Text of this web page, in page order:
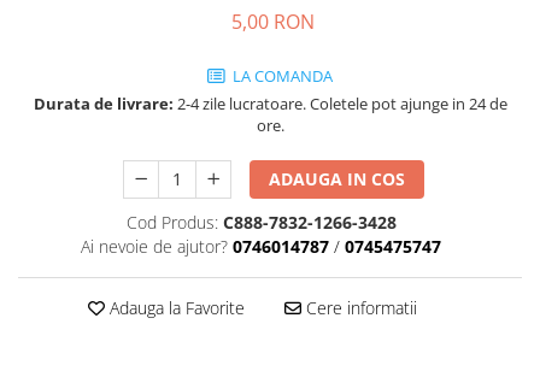
Creme tartinabile
Fursecuri cu unt
Chec cu iaurt
Chec Ciocco
Chec Glasat
5,00 RON
LA COMANDA
Durata de livrare: 2-4 zile lucratoare. Coletele pot ajunge in 24 de
ore.
ADAUGA IN COS
Cod Produs: C888-7832-1266-3428
Ai nevoie de ajutor? 0746014787 / 0745475747
Adauga la Favorite Cere informatii